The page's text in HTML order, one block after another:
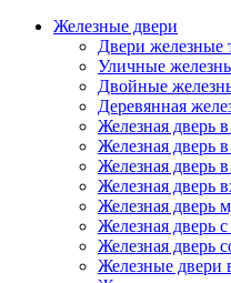
Железные двери
Двери железные
Уличные
Двойные
Деревянная
Железная дверь
Железная дверь
Железная дверь
Железная дверь
Железная дверь
Железная дверь
Железная дверь
Железные двери